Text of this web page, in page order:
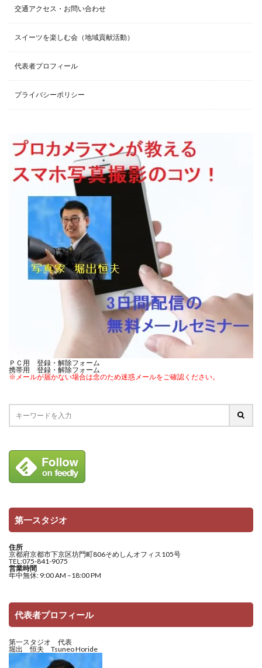
交通アクセス・お問い合わせ
スイーツを楽しむ会（地域貢献活動）
代表者プロフィール
プライバシーポリシー
ＰＣ用 登録・解除フォーム
携帯用 登録・解除フォーム
※メールが届かない場合は念のため迷惑メールをご確認ください。
第一スタジオ
住所
京都府京都市下京区坊門町806そめしんオフィス105号
TEL:075-841-9075
営業時間
年中無休: 9:00 AM –18:00 PM
代表者プロフィール
第一スタジオ 代表
堀出 恒夫 Tsuneo Horide